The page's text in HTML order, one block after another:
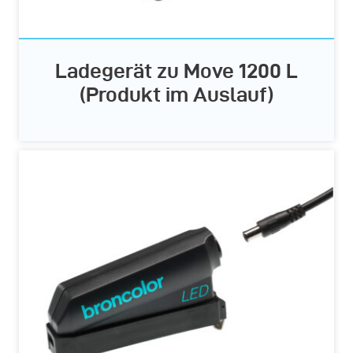
Ladegerät zu Move 1200 L
(Produkt im Auslauf)